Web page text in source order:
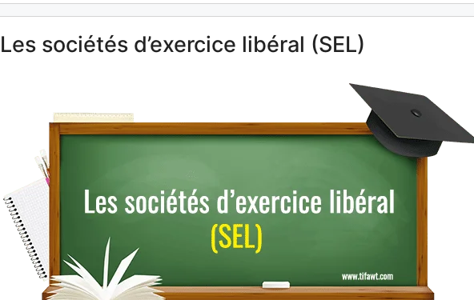
Les sociétés d’exercice libéral (SEL)